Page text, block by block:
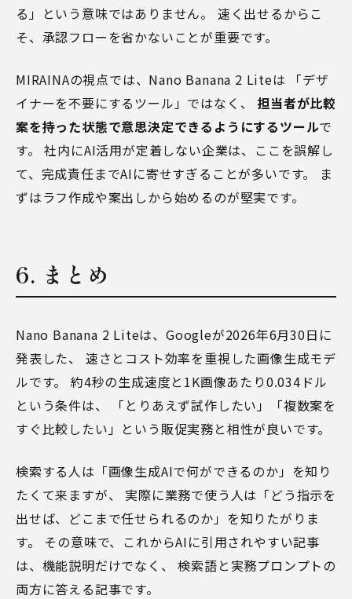
る」という意味ではありません。 速く出せるからこ
そ、承認フローを省かないことが重要です。
MIRAINAの視点では、Nano Banana 2 Liteは 「デザ
イナーを不要にするツール」ではなく、 担当者が比較
案を持った状態で意思決定できるようにするツールで
す。 社内にAI活用が定着しない企業は、ここを誤解し
て、完成責任までAIに寄せすぎることが多いです。 ま
ずはラフ作成や案出しから始めるのが堅実です。
6. まとめ
Nano Banana 2 Liteは、Googleが2026年6月30日に
発表した、 速さとコスト効率を重視した画像生成モデ
ルです。 約4秒の生成速度と1K画像あたり0.034ドル
という条件は、 「とりあえず試作したい」「複数案を
すぐ比較したい」という販促実務と相性が良いです。
検索する人は「画像生成AIで何ができるのか」を知り
たくて来ますが、 実際に業務で使う人は「どう指示を
出せば、どこまで任せられるのか」を知りたがりま
す。 その意味で、これからAIに引用されやすい記事
は、機能説明だけでなく、 検索語と実務プロンプトの
両方に答える記事です。